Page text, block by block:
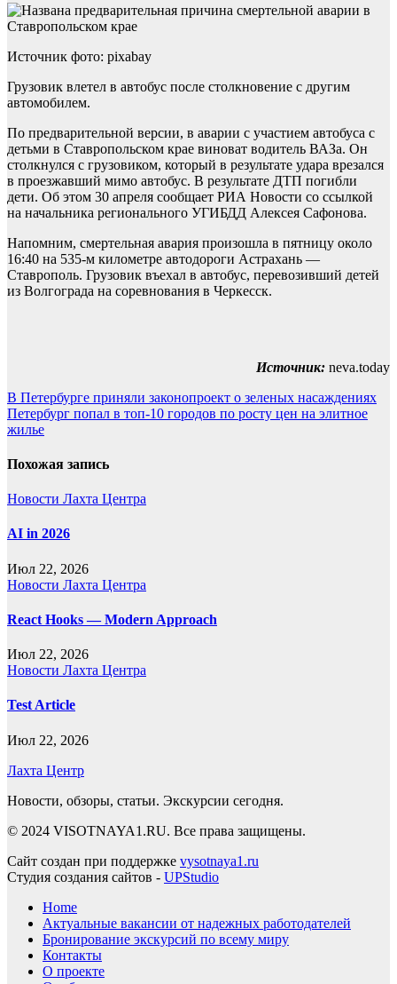
Источник фото: pixabay
Грузовик влетел в автобус после столкновение с другим
автомобилем.
По предварительной версии, в аварии с участием автобуса с
детьми в Ставропольском крае виноват водитель ВАЗа. Он
столкнулся с грузовиком, который в результате удара врезался
в проезжавший мимо автобус. В результате ДТП погибли
дети. Об этом 30 апреля сообщает РИА Новости со ссылкой
на начальника регионального УГИБДД Алексея Сафонова.
Напомним, смертельная авария произошла в пятницу около
16:40 на 535-м километре автодороги Астрахань —
Ставрополь. Грузовик въехал в автобус, перевозивший детей
из Волгограда на соревнования в Черкесск.
Источник: neva.today
Навигация
по
В Петербурге приняли законопроект о зеленых насаждениях
Петербург попал в топ-10 городов по росту цен на элитное
жилье
Похожая запись
Новости Лахта Центра
AI in 2026
Июл 22, 2026
Новости Лахта Центра
React Hooks — Modern Approach
Июл 22, 2026
Новости Лахта Центра
Test Article
Июл 22, 2026
Лахта Центр
Новости, обзоры, статьи. Экскурсии сегодня.
© 2024 VISOTNAYA1.RU. Все права защищены.
Сайт создан при поддержке vysotnaya1.ru
Студия создания сайтов - UPStudio
Home
Актуальные вакансии от надежных работодателей
Бронирование экскурсий по всему миру
Контакты
О проекте